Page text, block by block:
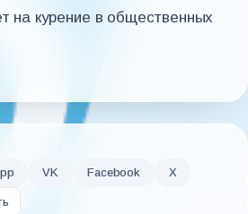
на курение в общественных
VK Facebook X